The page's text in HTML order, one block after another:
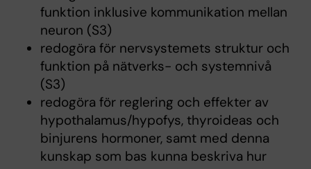
funktion inklusive kommunikation mellan
neuron (S3)
redogöra för nervsystemets struktur och
funktion på nätverks- och systemnivå
(S3)
redogöra för reglering och effekter av
hypothalamus/hypofys, thyroideas och
binjurens hormoner, samt med denna
kunskap som bas kunna beskriva hur